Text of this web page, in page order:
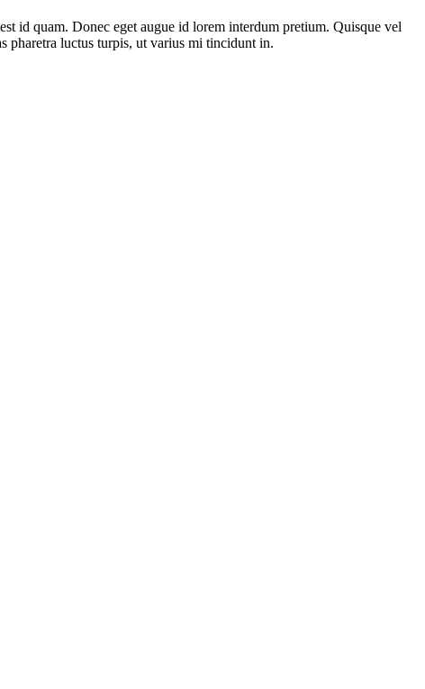
id quam. Donec eget augue id lorem interdum pretium. Quisque vel
pharetra luctus turpis, ut varius mi tincidunt in.